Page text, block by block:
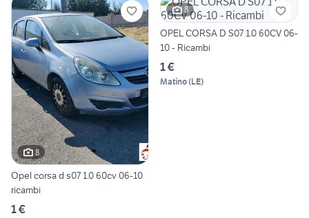
8
Opel corsa d s07 1.0 60cv 06-10
ricambi
1 €
8
OPEL CORSA D S07 1.0 60CV 06-
10 - Ricambi
1 €
Matino(LE)